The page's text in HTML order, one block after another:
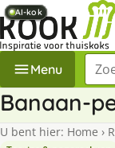
Menu
Banaan-
U bent hier: Home ›
AI-kok
AI-kok
AI-kok
AI-kok
AI-kok
AI-kok